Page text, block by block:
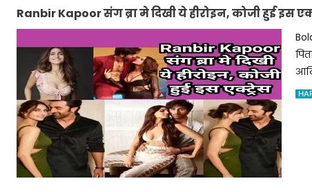
Ranbir Kapoor संग ब्रा मे दिखी ये हीरोइन, कोजी हुई इस